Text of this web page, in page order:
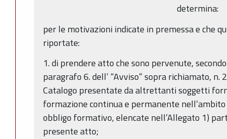
determina:
per le motivazioni indicate in premessa e che
riportate:
1. di prendere atto che sono pervenute,
paragrafo 6. dell’ “Avviso” sopra richiamato,
Catalogo presentate da altrettanti soggetti
formazione continua e permanente
obbligo formativo, elencate nell’Allegato 1)
presente atto;